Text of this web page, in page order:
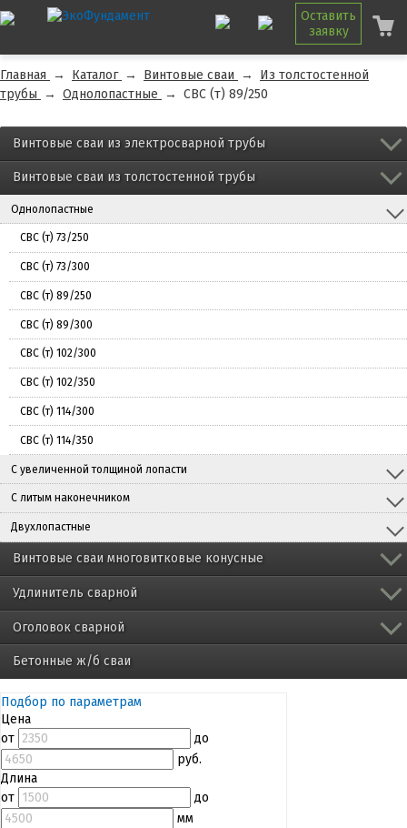
Оставить
заявку
Главная → Каталог → Винтовые сваи →
Из толстостенной
трубы → Однолопастные → СВС (т) 89/250
Винтовые сваи из электросварной трубы
Винтовые сваи из толстостенной трубы
Однолопастные
СВС (т) 73/250
СВС (т) 73/300
СВС (т) 89/250
СВС (т) 89/300
СВС (т) 102/300
СВС (т) 102/350
СВС (т) 114/300
СВС (т) 114/350
С увеличенной толщиной лопасти
С литым наконечником
Двухлопастные
Винтовые сваи многовитковые конусные
Удлинитель сварной
Оголовок сварной
Бетонные ж/б сваи
Подбор по параметрам
Цена
от
до
руб.
Длина
от
до
мм